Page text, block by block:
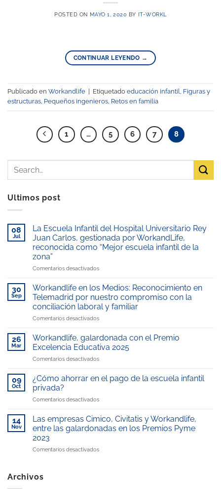
POSTED ON MAYO 1, 2020 BY IT-WORKL
CONTINUAR LEYENDO →
Publicado en Workandlife Etiquetado educación infantil
Figuras y
estructuras Pequeños ingenieros Retos en familia
1 … 5 6 7 8
Ultimos post
08
Jul
La Escuela Infantil del Hospital Universitario Rey
Juan Carlos, gestionada por WorkandLife,
reconocida como “Mejor escuela infantil de la
zona”
Comentarios desactivadosen
Escuela
Infantil
del
Hospital
Universitario
Juan
Carlos,
gestionada
por
reconocida
escuela
de
la
30
Sep
Workandlife en los Medios: Reconocimiento en
Telemadrid por nuestro compromiso con la
conciliación laboral y familiar
Comentarios desactivadosen
en
los
Medios:
Reconocimiento
Telemadrid
compromiso
la
conciliación
familiar
26
Mar
Workandlife, galardonada con el Premio
Excelencia Educativa 2025
Comentarios desactivadosen
galardonada
Premio
Educativa
2025
09
Oct
¿Cómo ahorrar en el pago de la escuela infantil
privada?
Comentarios desactivadosen
ahorrar
el
de
14
Nov
Las empresas Cimico, Civitatis y Workandlife,
entre las galardonadas en los Premios Pyme
2023
Comentarios desactivadosen
Archivos